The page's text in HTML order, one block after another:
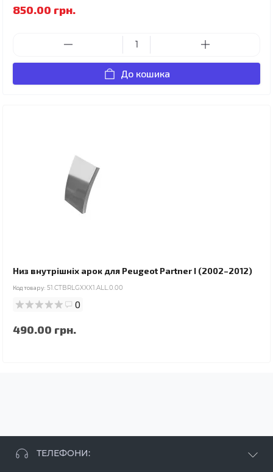
850.00 грн.
До кошика
Низ внутрішніх арок для Peugeot Partner I (2002–2012)
Код товару: 51.CTBRLGXXX1.ALL.0.00
0
490.00 грн.
ТЕЛЕФОНИ: